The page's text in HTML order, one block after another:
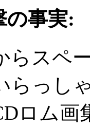
の事実:
らスペ
らっし
ロム